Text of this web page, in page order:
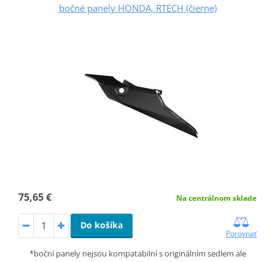
bočné panely HONDA, RTECH (čierne)
75,65 € Na centrálnom sklade
Do košíka
Porovnať
*boční panely nejsou kompatabilní s originálním sedlem ale